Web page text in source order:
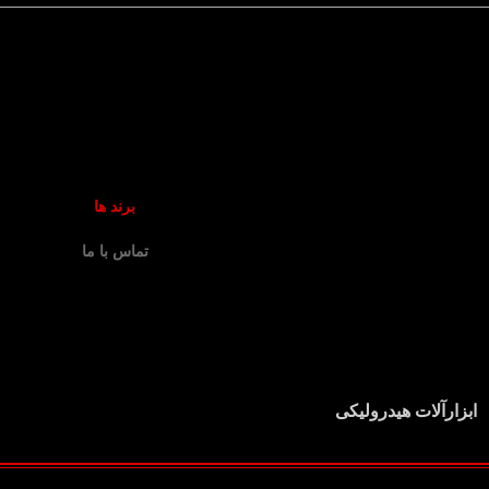
ابزارآلات هیدرولیکی
برند ها
تماس با ما